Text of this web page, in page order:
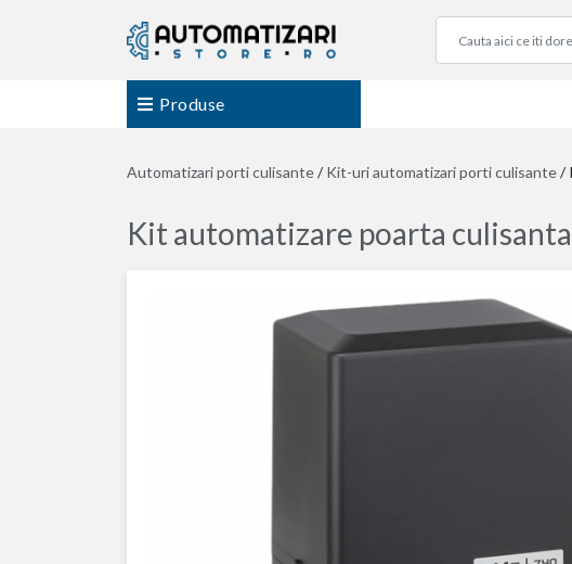
Produse
Automatizari porti culisante/Kit-uri automatizari porti culisante/
Kit automatizare poarta